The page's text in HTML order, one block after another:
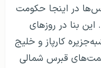
در اینجا حکومت
قلعه ۶۱۰ متر است. این بنا در روزهای
کارپاز و خلیج
قبرس شمالی